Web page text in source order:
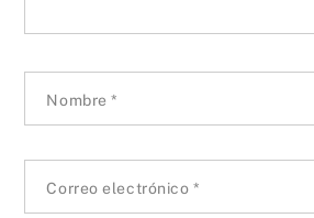
Nombre*
Correo electrónico*